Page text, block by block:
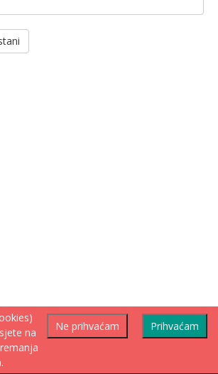
Prihvaćam
Ne prihvaćam
na